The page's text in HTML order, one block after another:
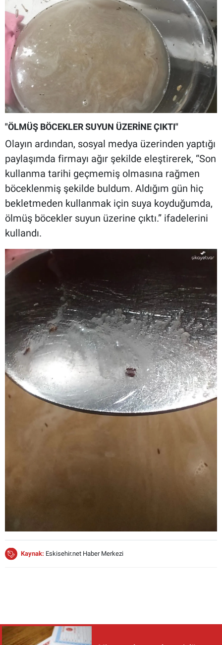
"ÖLMÜŞ BÖCEKLER SUYUN ÜZERİNE ÇIKTI"
Olayın ardından, sosyal medya üzerinden yaptığı
paylaşımda firmayı ağır şekilde eleştirerek, “Son
kullanma tarihi geçmemiş olmasına rağmen
böceklenmiş şekilde buldum. Aldığım gün hiç
bekletmeden kullanmak için suya koyduğumda,
ölmüş böcekler suyun üzerine çıktı.” ifadelerini
kullandı.
Kaynak: Eskisehir.net Haber Merkezi